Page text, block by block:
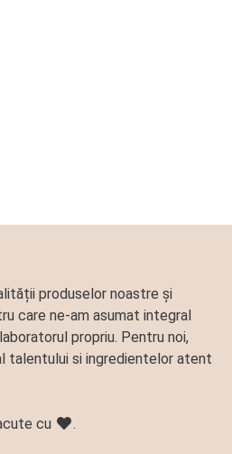
produselor noastre și
care ne-am asumat integral
propriu. Pentru noi,
talentului si ingredientelor atent
cu .